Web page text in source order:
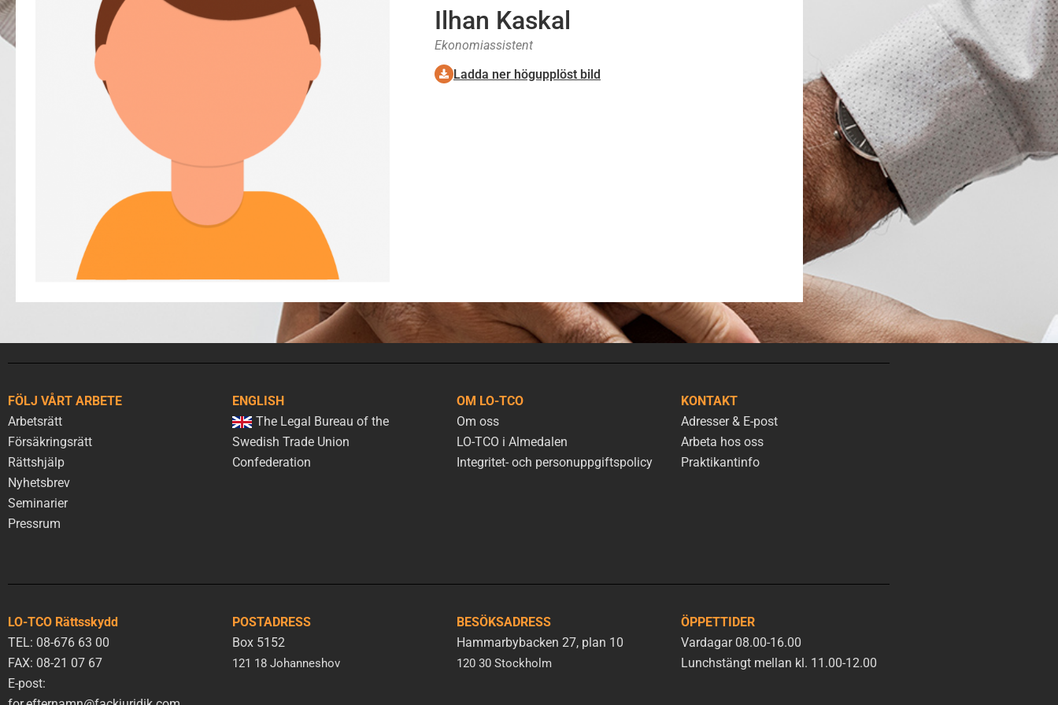
Ilhan Kaskal
Ekonomiassistent
Ladda ner högupplöst bild
FÖLJ VÅRT ARBETE
Arbetsrätt
Försäkringsrätt
Rättshjälp
Nyhetsbrev
Seminarier
Pressrum
ENGLISH
The Legal Bureau of the
Swedish Trade Union
Confederation
OM LO-TCO
Om oss
LO-TCO i Almedalen
Integritet- och personuppgiftspolicy
KONTAKT
Adresser & E-post
Arbeta hos oss
Praktikantinfo
LO-TCO Rättsskydd
TEL: 08-676 63 00
FAX: 08-21 07 67
E-post:
POSTADRESS
Box 5152
121 18 Johanneshov
BESÖKSADRESS
Hammarbybacken 27, plan 10
120 30 Stockholm
ÖPPETTIDER
Vardagar 08.00-16.00
Lunchstängt mellan kl. 11.00-12.00